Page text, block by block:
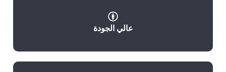
عالي الجودة